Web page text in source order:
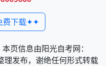
费下载✦✦
页信息由阳光自考网：
发布，谢绝任何形式转载